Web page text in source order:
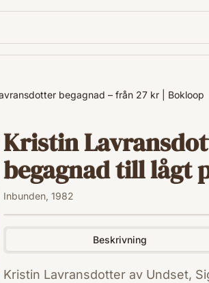
begagnad – från 27 kr | Bokloop
Kristin
begagnad till lågt
Inbunden, 1982
Beskrivning
Kristin Lavransdotter av Undset,